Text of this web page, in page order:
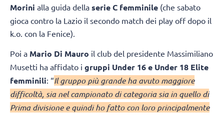
Morini alla guida della serie C femminile (che sabato
gioca contro la Lazio il secondo match dei play off dopo il
k.o. con la Fenice).
Poi a Mario Di Mauro il club del presidente Massimiliano
Musetti ha affidato i gruppi Under 16 e Under 18 Elite
femminili: “Il gruppo più grande ha avuto maggiore
difficoltà, sia nel campionato di categoria sia in quello di
Prima divisione e quindi ho fatto con loro principalmente